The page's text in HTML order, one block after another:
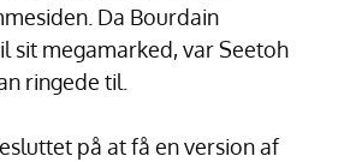
Da Bourdain
sit megamarked, var Seetoh
ringede til.
på at få en version af